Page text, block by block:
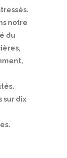
notre
du
sur dix